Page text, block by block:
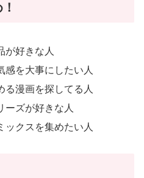
が好きな人
感を大事にしたい人
る漫画を探してる人
ーズが好きな人
ックスを集めたい人